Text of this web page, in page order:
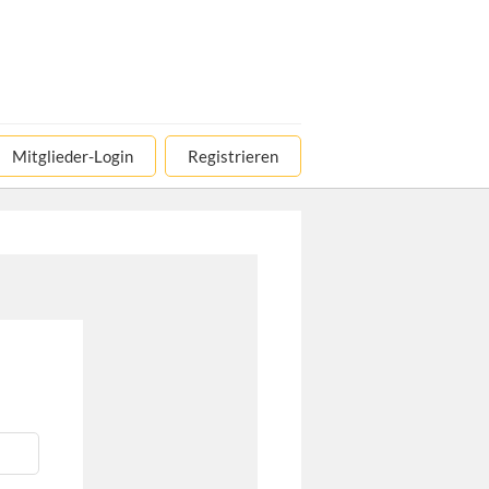
Mitglieder-Login Registrieren